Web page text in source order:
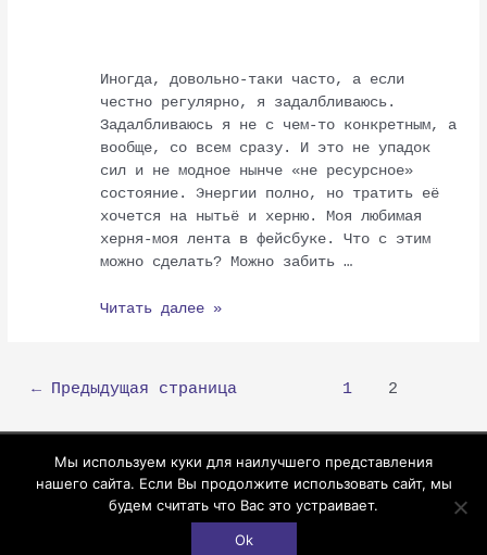
Иногда, довольно-таки часто, а если
честно регулярно, я задалбливаюсь.
Задалбливаюсь я не с чем-то конкретным, а
вообще, со всем сразу. И это не упадок
сил и не модное нынче «не ресурсное»
состояние. Энергии полно, но тратить её
хочется на нытьё и херню. Моя любимая
херня-моя лента в фейсбуке. Что с этим
можно сделать? Можно забить …
«Я
задолбалась»
Читать далее »
← Предыдущая страница 1 2
Copyright © 2026 Варин остров
Политика конфиденциальности
Договор оферты
Мы используем куки для наилучшего представления
нашего сайта. Если Вы продолжите использовать сайт, мы
будем считать что Вас это устраивает.
Ok